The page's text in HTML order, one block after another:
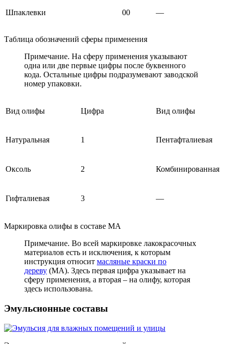
Шпаклевки 00 —
Таблица обозначений сферы применения
Примечание. На сферу применения указывают
одна или две первые цифры после буквенного
кода. Остальные цифры подразумевают заводской
номер упаковки.
Вид олифы Цифра Вид олифы
Натуральная 1 Пентафталиевая
Оксоль 2 Комбинированная
Гифталиевая 3 —
Маркировка олифы в составе МА
Примечание. Во всей маркировке лакокрасочных
материалов есть и исключения, к которым
инструкция относит масляные краски по
дереву (MA). Здесь первая цифра указывает на
сферу применения, а вторая – на олифу, которая
здесь использована.
Эмульсионные составы